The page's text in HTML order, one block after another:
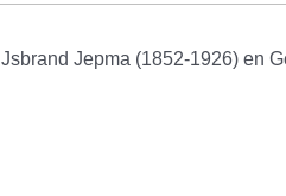
IJsbrand Jepma (1852-1926) en